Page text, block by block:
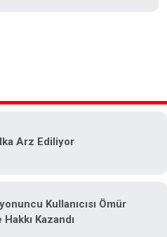
Arz Ediliyor
Kullanıcısı Ömür
Kazandı